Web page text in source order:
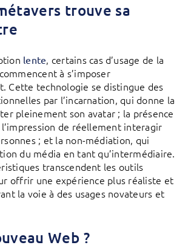
trouve sa
lente, certains cas d’usage de la
à s’imposer
Cette technologie se distingue des
par l’incarnation, qui donne la
pleinement son avatar ; la présence
de réellement interagir
; et la non-médiation, qui
du média en tant qu’intermédiaire.
transcendent les outils
offrir une expérience plus réaliste et
la voie à des usages novateurs et
Web ?